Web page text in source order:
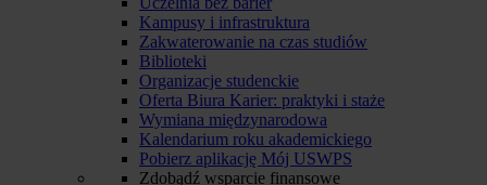
Kampusy i infrastruktura
Zakwaterowanie na czas studiów
Biblioteki
Organizacje studenckie
Oferta Biura Karier: praktyki i staże
Wymiana międzynarodowa
Kalendarium roku akademickiego
Pobierz aplikację Mój USWPS
Zdobądź wsparcie finansowe